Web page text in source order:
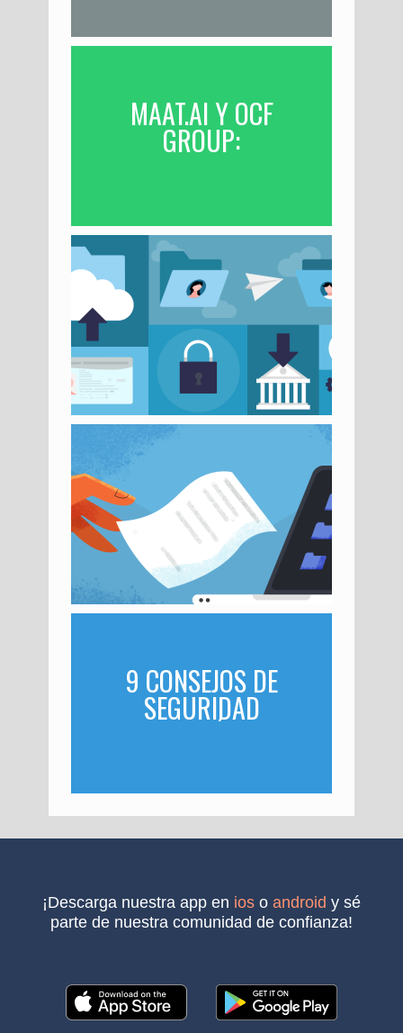
MAAT.AI Y OCF
GROUP:
IDENTIDAD DIGITAL
9 CONSEJOS DE
SEGURIDAD
INFORMÁTICA
¡descarga nuestra app en ios o android y sé
parte de nuestra comunidad de confianza!